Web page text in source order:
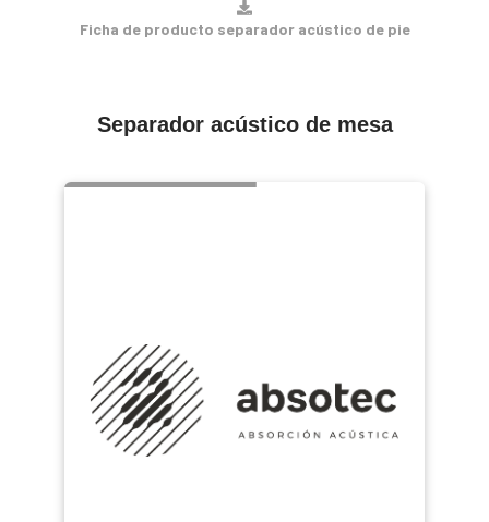
Ficha de producto separador acústico de pie
Separador acústico de mesa